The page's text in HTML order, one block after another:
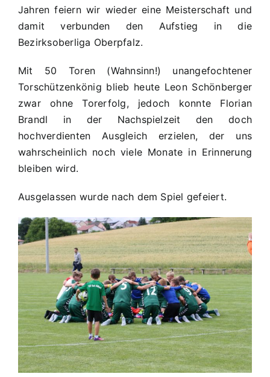
Jahren feiern wir wieder eine Meisterschaft und
damit verbunden den Aufstieg in die
Bezirksoberliga Oberpfalz.
Mit 50 Toren (Wahnsinn!) unangefochtener
Torschützenkönig blieb heute Leon Schönberger
zwar ohne Torerfolg, jedoch konnte Florian
Brandl in der Nachspielzeit den doch
hochverdienten Ausgleich erzielen, der uns
wahrscheinlich noch viele Monate in Erinnerung
bleiben wird.
Ausgelassen wurde nach dem Spiel gefeiert.